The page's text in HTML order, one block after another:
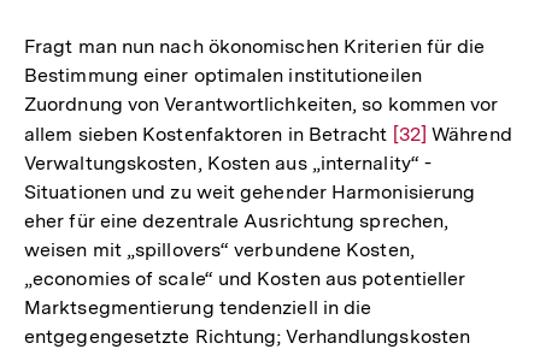
Fragt man nun nach ökonomischen Kriterien für die
Bestimmung einer optimalen institutioneilen
Zuordnung von Verantwortlichkeiten, so kommen vor
allem sieben Kostenfaktoren in Betracht Zur
Auflösung
der
Fußnote
[32] Während
Verwaltungskosten, Kosten aus „internality“ -
Situationen und zu weit gehender Harmonisierung
eher für eine dezentrale Ausrichtung sprechen,
weisen mit „spillovers“ verbundene Kosten,
„economies of scale“ und Kosten aus potentieller
Marktsegmentierung tendenziell in die
entgegengesetzte Richtung; Verhandlungskosten